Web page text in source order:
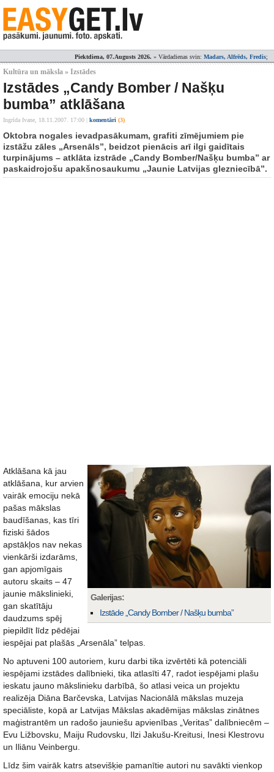
Piektdiena, 07.Augusts 2026. » Vārdadienas svin: Madars, Alfrēds, Fredis;
Kultūra un māksla » Izstādes
Izstādes „Candy Bomber / Našķu
bumba” atklāšana
Ingrīda Ivane, 18.11.2007. 17:00 komentāri (3)
Oktobra nogales ievadpasākumam, grafiti zīmējumiem pie
izstāžu zāles „Arsenāls”, beidzot pienācis arī ilgi gaidītais
turpinājums – atklāta izstrāde „Candy Bomber/Našķu bumba” ar
paskaidrojošu apakšnosaukumu „Jaunie Latvijas glezniecībā”.
Galerijas:
Izstāde „Candy Bomber / Našķu bumba”
Atklāšana kā jau
atklāšana, kur arvien
vairāk emociju nekā
pašas mākslas
baudīšanas, kas tīri
fiziski šādos
apstākļos nav nekas
vienkārši izdarāms,
gan apjomīgais
autoru skaits – 47
jaunie mākslinieki,
gan skatītāju
daudzums spēj
piepildīt līdz pēdējai
iespējai pat plašās „Arsenāla” telpas.
No aptuveni 100 autoriem, kuru darbi tika izvērtēti kā potenciāli
iespējami izstādes dalībnieki, tika atlasīti 47, radot iespējami plašu
ieskatu jauno mākslinieku darbībā, šo atlasi veica un projektu
realizēja Diāna Barčevska, Latvijas Nacionālā mākslas muzeja
speciāliste, kopā ar Latvijas Mākslas akadēmijas mākslas zinātnes
maģistrantēm un radošo jauniešu apvienības „Veritas” dalībniecēm –
Evu Ližbovsku, Maiju Rudovsku, Ilzi Jakušu-Kreitusi, Inesi Klestrovu
un Iliānu Veinbergu.
Līdz šim vairāk katrs atsevišķie pamanītie autori nu savākti vienkop